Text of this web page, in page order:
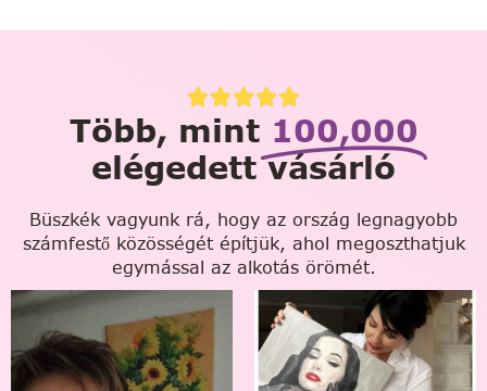
Több, mint 100,000
elégedett vásárló
Büszkék vagyunk rá, hogy az ország legnagyobb
számfestő közösségét építjük, ahol megoszthatjuk
egymással az alkotás örömét.